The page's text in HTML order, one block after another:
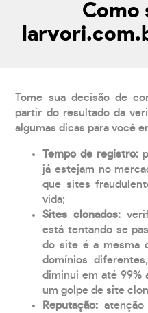
Como
Tome sua decisão de
partir do resultado da
algumas dicas para você
Tempo de registro:
já estejam no
que sites
vida;
Sites clonados:
está tentando se
do site é a mesma
domínios
diminui em até 99%
um golpe de site
Reputação: